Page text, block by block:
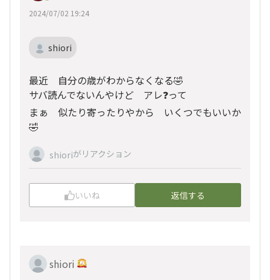
2024/07/02 19:24
shiori
最近 自分の歳がわからなくなる🤣
サバ読んでないんやけど アレ❓って
まぁ 似たり寄ったりやから いくつでもいいか
🤣
shioriがリアクション
いいね 返信する
shiori